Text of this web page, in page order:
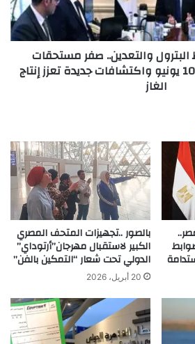
والتعدين.. صفر مستحقات
للشركاء الأجانب قبل 10 يونيو واكتشافات جديدة تعزز إنتاج
الغاز
بالصور ..تجهيزات المتحف المصري
الكبير لاستقبال مهرجان”أرتوداي”
الدولي تحت شعار “التمكين بالفن”
20 أبريل، 2026